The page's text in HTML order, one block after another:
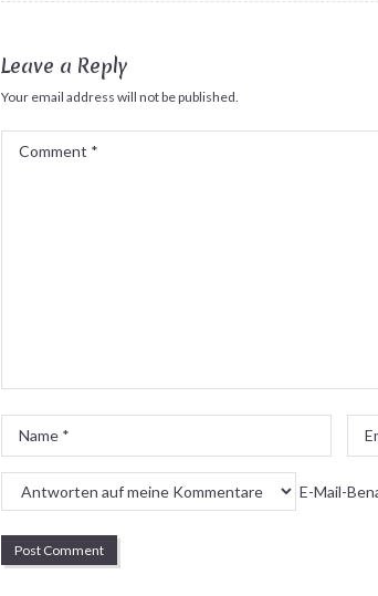
Leave a Reply
Your email address will not be published.
Comment
Name
*
Email
*
E-Mail-